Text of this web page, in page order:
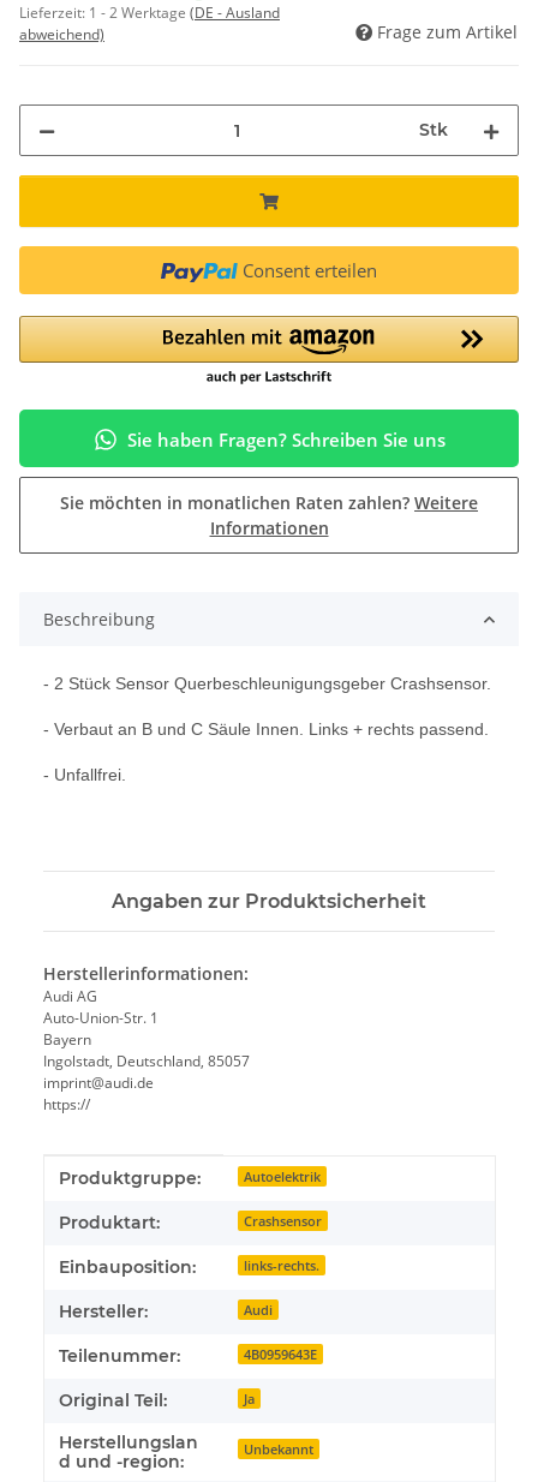
Lieferzeit: 1 - 2 Werktage (DE - Ausland
abweichend)
Frage zum Artikel
Stk
Consent erteilen
Sie haben Fragen? Schreiben Sie uns
Sie möchten in monatlichen Raten zahlen? Weitere
Informationen
Beschreibung
- 2 Stück Sensor Querbeschleunigungsgeber Crashsensor.
- Verbaut an B und C Säule Innen. Links + rechts passend.
- Unfallfrei.
Angaben zur Produktsicherheit
Herstellerinformationen:
Audi AG
Auto-Union-Str. 1
Bayern
Ingolstadt, Deutschland, 85057
imprint@audi.de
https://
Produkteigenschaft
Wert
Produktgruppe: Autoelektrik
Produktart: Crashsensor
Einbauposition: links-rechts.
Hersteller: Audi
Teilenummer: 4B0959643E
Original Teil: Ja
Herstellungslan
d und -region:
Unbekannt